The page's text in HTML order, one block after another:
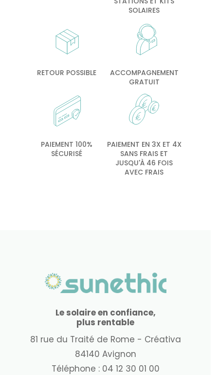
SOLAIRES
RETOUR POSSIBLE
ACCOMPAGNEMENT
GRATUIT
PAIEMENT 100%
SÉCURISÉ
PAIEMENT EN 3X ET 4X
SANS FRAIS ET
JUSQU'À 46 FOIS
AVEC FRAIS
Le solaire en confiance,
plus rentable
81 rue du Traité de Rome - Créativa
84140 Avignon
Téléphone : 04 12 30 01 00